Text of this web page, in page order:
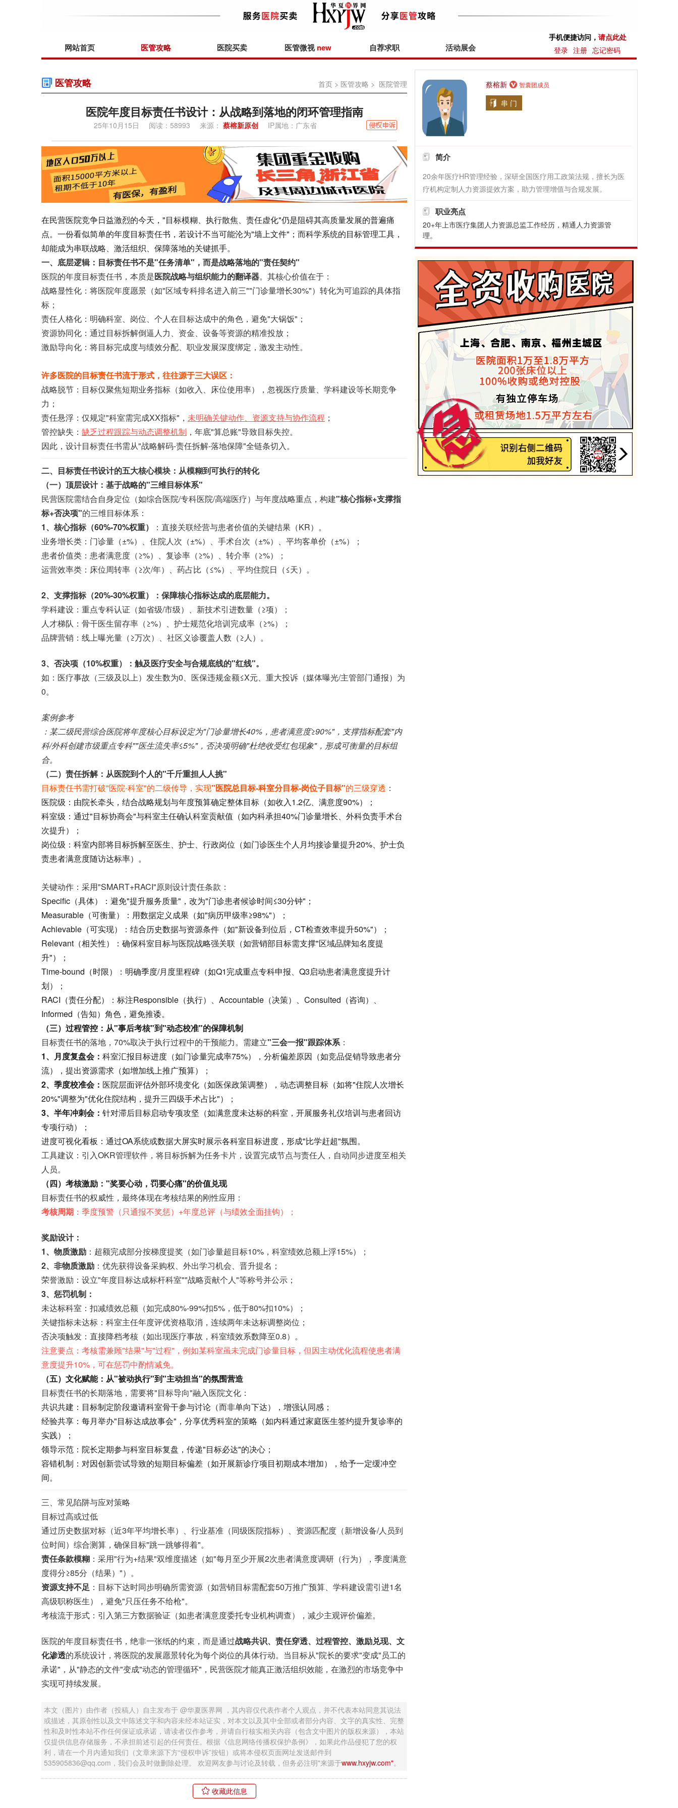
网站首页 医管攻略 医院买卖 医管微视new 自荐求职 活动展会
手机便捷访问， 请点此处
登录 注册 忘记密码
医管攻略 首页 > 医管攻略 > 医院管理
医院年度目标责任书设计：从战略到落地的闭环管理指南
25年10月15日 阅读：58993 来源： 蔡榕新原创 IP属地：广东省
在民营医院竞争日益激烈的今天，"目标模糊、执行散焦、责任虚化"仍是阻碍其高质量发展的普遍痛
点。一份看似简单的年度目标责任书，若设计不当可能沦为"墙上文件"；而科学系统的目标管理工具，
却能成为串联战略、激活组织、保障落地的关键抓手。
一、底层逻辑：目标责任书不是"任务清单"，而是战略落地的"责任契约"
医院的年度目标责任书，本质是医院战略与组织能力的翻译器。其核心价值在于：
战略显性化 ：将医院年度愿景（如"区域专科排名进入前三""门诊量增长30%"）转化为可追踪的具体指
标；
责任人格化 ：明确科室、岗位、个人在目标达成中的角色，避免"大锅饭"；
资源协同化 ：通过目标拆解倒逼人力、资金、设备等资源的精准投放；
激励导向化 ：将目标完成度与绩效分配、职业发展深度绑定，激发主动性。
许多医院的目标责任书流于形式，往往源于三大误区：
战略脱节：目标仅聚焦短期业务指标（如收入、床位使用率），忽视医疗质量、学科建设等长期竞争
力；
责任悬浮：仅规定"科室需完成XX指标"， 未明确关键动作、资源支持与协作流程 ；
管控缺失： 缺乏过程跟踪与动态调整机制 ，年底"算总账"导致目标失控。
因此，设计目标责任书需从"战略解码-责任拆解-落地保障"全链条切入。
二、目标责任书设计的五大核心模块：从模糊到可执行的转化
（一）顶层设计：基于战略的"三维目标体系"
民营医院需结合自身定位（如综合医院/专科医院/高端医疗）与年度战略重点，构建"核心指标+支撑指
标+否决项"的三维目标体系：
1、核心指标（60%-70%权重）
：直接关联经营与患者价值的关键结果（KR）。
业务增长类：门诊量（±%）、住院人次（±%）、手术台次（±%）、平均客单价（±%）；
患者价值类：患者满意度（≥%）、复诊率（≥%）、转介率（≥%）；
运营效率类：床位周转率（≥次/年）、药占比（≤%）、平均住院日（≤天）。
2、支撑指标（20%-30%权重）：保障核心指标达成的底层能力。
学科建设：重点专科认证（如省级/市级）、新技术引进数量（≥项）；
人才梯队：骨干医生留存率（≥%）、护士规范化培训完成率（≥%）；
品牌营销：线上曝光量（≥万次）、社区义诊覆盖人数（≥人）。
3、否决项（10%权重）
：触及医疗安全与合规底线的"红线"。
如：医疗事故（三级及以上）发生数为0、医保违规金额≤X元、重大投诉（媒体曝光/主管部门通报）为
0。
案例参考
：某二级民营综合医院将年度核心目标设定为"门诊量增长40%，患者满意度≥90%"，支撑指标配套"内
科/外科创建市级重点专科""医生流失率≤5%"，否决项明确"杜绝收受红包现象"，形成可衡量的目标组
合。
（二）责任拆解：从医院到个人的"千斤重担人人挑"
目标责任书需打破"医院-科室"的二级传导，实现"医院总目标-科室分目标-岗位子目标"的三级穿透 ：
医院级：由院长牵头，结合战略规划与年度预算确定整体目标（如收入1.2亿、满意度90%）；
科室级：通过"目标协商会"与科室主任确认科室贡献值（如内科承担40%门诊量增长、外科负责手术台
次提升）；
岗位级：科室内部将目标拆解至医生、护士、行政岗位（如门诊医生个人月均接诊量提升20%、护士负
责患者满意度随访达标率）。
关键动作 ：采用"SMART+RACI"原则设计责任条款：
Specific（具体）：避免"提升服务质量"，改为"门诊患者候诊时间≤30分钟"；
Measurable（可衡量）：用数据定义成果（如"病历甲级率≥98%"）；
Achievable（可实现）：结合历史数据与资源条件（如"新设备到位后，CT检查效率提升50%"）；
Relevant（相关性）：确保科室目标与医院战略强关联（如营销部目标需支撑"区域品牌知名度提
升"）；
Time-bound（时限）：明确季度/月度里程碑（如Q1完成重点专科申报、Q3启动患者满意度提升计
划）；
RACI（责任分配）：标注Responsible（执行）、Accountable（决策）、Consulted（咨询）、
Informed（告知）角色，避免推诿。
（三）过程管控：从"事后考核"到"动态校准"的保障机制
目标责任书的落地，70%取决于执行过程中的干预能力。需建立"三会一报"跟踪体系：
1、月度复盘会： 科室汇报目标进度（如门诊量完成率75%），分析偏差原因（如竞品促销导致患者分
流），提出资源需求（如增加线上推广预算）；
2、季度校准会： 医院层面评估外部环境变化（如医保政策调整），动态调整目标（如将"住院人次增长
20%"调整为"优化住院结构，提升三四级手术占比"）；
3、半年冲刺会： 针对滞后目标启动专项攻坚（如满意度未达标的科室，开展服务礼仪培训与患者回访
专项行动）；
进度可视化看板 ：通过OA系统或数据大屏实时展示各科室目标进度，形成"比学赶超"氛围。
工具建议 ：引入OKR管理软件，将目标拆解为任务卡片，设置完成节点与责任人，自动同步进度至相关
人员。
（四）考核激励："奖要心动，罚要心痛"的价值兑现
目标责任书的权威性，最终体现在考核结果的刚性应用：
考核周期 ：季度预警（只通报不奖惩）+年度总评（与绩效全面挂钩）；
奖励设计：
1、物质激励 ：超额完成部分按梯度提奖（如门诊量超目标10%，科室绩效总额上浮15%）；
2、非物质激励 ：优先获得设备采购权、外出学习机会、晋升提名；
荣誉激励：设立"年度目标达成标杆科室""战略贡献个人"等称号并公示；
3、惩罚机制 ：
未达标科室：扣减绩效总额（如完成80%-99%扣5%，低于80%扣10%）；
关键指标未达标：科室主任年度评优资格取消，连续两年未达标调整岗位；
否决项触发：直接降档考核（如出现医疗事故，科室绩效系数降至0.8）。
注意要点 ：考核需兼顾"结果"与"过程"，例如某科室虽未完成门诊量目标，但因主动优化流程使患者满
意度提升10%，可在惩罚中酌情减免。
（五）文化赋能：从"被动执行"到"主动担当"的氛围营造
目标责任书的长期落地，需要将"目标导向"融入医院文化：
共识共建：目标制定阶段邀请科室骨干参与讨论（而非单向下达），增强认同感；
经验共享：每月举办"目标达成故事会"，分享优秀科室的策略（如内科通过家庭医生签约提升复诊率的
实践）；
领导示范：院长定期参与科室目标复盘，传递"目标必达"的决心；
容错机制：对因创新尝试导致的短期目标偏差（如开展新诊疗项目初期成本增加），给予一定缓冲空
间。
三、常见陷阱与应对策略
目标过高或过低
通过历史数据对标（近3年平均增长率）、行业基准（同级医院指标）、资源匹配度（新增设备/人员到
位时间）综合测算，确保目标"跳一跳够得着"。
责任条款模糊 ：采用"行为+结果"双维度描述（如"每月至少开展2次患者满意度调研（行为），季度满意
度得分≥85分（结果）"）。
资源支持不足 ：目标下达时同步明确所需资源（如营销目标需配套50万推广预算、学科建设需引进1名
高级职称医生），避免"只压任务不给枪"。
考核流于形式：引入第三方数据验证（如患者满意度委托专业机构调查），减少主观评价偏差。
医院的年度目标责任书，绝非一张纸的约束，而是通过战略共识、责任穿透、过程管控、激励兑现、文
化渗透的系统设计，将医院的发展愿景转化为每个岗位的具体行动。当目标从"院长的要求"变成"员工的
承诺"，从"静态的文件"变成"动态的管理循环"，民营医院才能真正激活组织效能，在激烈的市场竞争中
实现可持续发展。
本文（图片）由作者（投稿人）自主发布于 @华夏医界网 ，其内容仅代表作者个人观点，并不代表本站同意其说法
或描述，其原创性以及文中陈述文字和内容未经本站证实，对本文以及其中全部或者部分内容、文字的真实性、完整
性和及时性本站不作任何保证或承诺，请读者仅作参考，并请自行核实相关内容（包含文中图片的版权来源），本站
仅提供信息存储服务，不承担前述引起的任何责任。根据《信息网络传播权保护条例》，如果此作品侵犯了您的权
利，请在一个月内通知我们（文章来源下方“侵权申诉”按钮）或将本侵权页面网址发送邮件到
535905836@qq.com，我们会及时做删除处理。 欢迎网友参与讨论及转载，但务必注明"来源于www.hxyjw.com"。
收藏此信息
蔡榕新 智囊团成员
串 门
简介
20余年医疗HR管理经验，深研全国医疗用工政策法规，擅长为医
疗机构定制人力资源提效方案，助力管理增值与合规发展。
职业亮点
20+年上市医疗集团人力资源总监工作经历，精通人力资源管
理。